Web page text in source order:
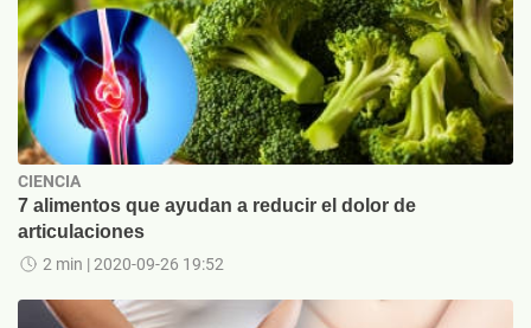
CIENCIA
7 alimentos que ayudan a reducir el dolor de
articulaciones
2 min | 2020-09-26 19:52